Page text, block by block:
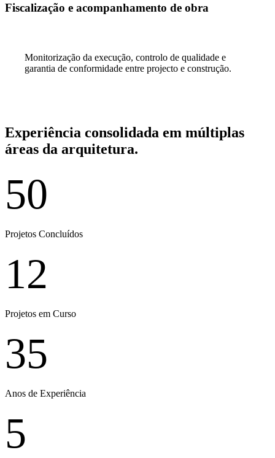
Fiscalização e acompanhamento de obra
Monitorização da execução, controlo de qualidade e
garantia de conformidade entre projecto e construção.
Experiência consolidada em múltiplas
áreas da arquitetura.
50
Projetos Concluídos
12
Projetos em Curso
35
Anos de Experiência
5